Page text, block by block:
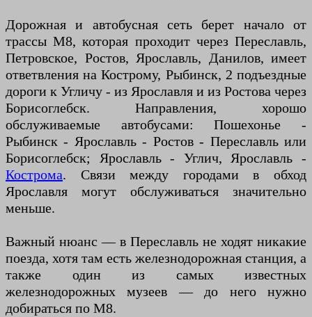
Дорожная и автобусная сеть берет начало от
трассы М8, которая проходит через Переславль,
Петровское, Ростов, Ярославль, Данилов, имеет
ответвления на Кострому, Рыбинск, 2 подъездные
дороги к Угличу - из Ярославля и из Ростова через
Борисоглебск. Направления, хорошо
обслуживаемые автобусами: Пошехонье -
Рыбинск - Ярославль - Ростов - Переславль или
Борисоглебск; Ярославль - Углич, Ярославль -
Кострома. Связи между городами в обход
Ярославля могут обслуживаться значительно
меньше.
Важный нюанс — в Переславль не ходят никакие
поезда, хотя там есть железнодорожная станция, а
также один из самых известных
железнодорожных музеев — до него нужно
добираться по М8.